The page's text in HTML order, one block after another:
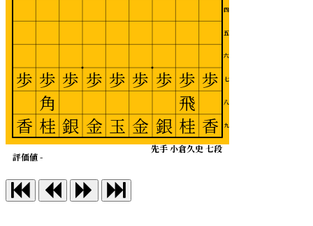
四
五
六
七
八
九
先手 小倉久史 七段
評価値 -
歩
香
歩
飛
桂
歩
銀
歩
金
歩
玉
歩
金
歩
銀
歩
角
桂
歩
香